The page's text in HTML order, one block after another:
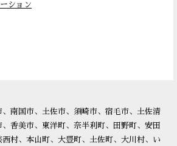
ション
南国市、土佐市、須崎市、宿毛市、土佐清
香美市、東洋町、奈半利町、田野町、安田
村、本山町、大豊町、土佐町、大川村、い